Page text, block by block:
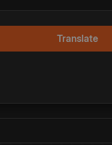
Translate